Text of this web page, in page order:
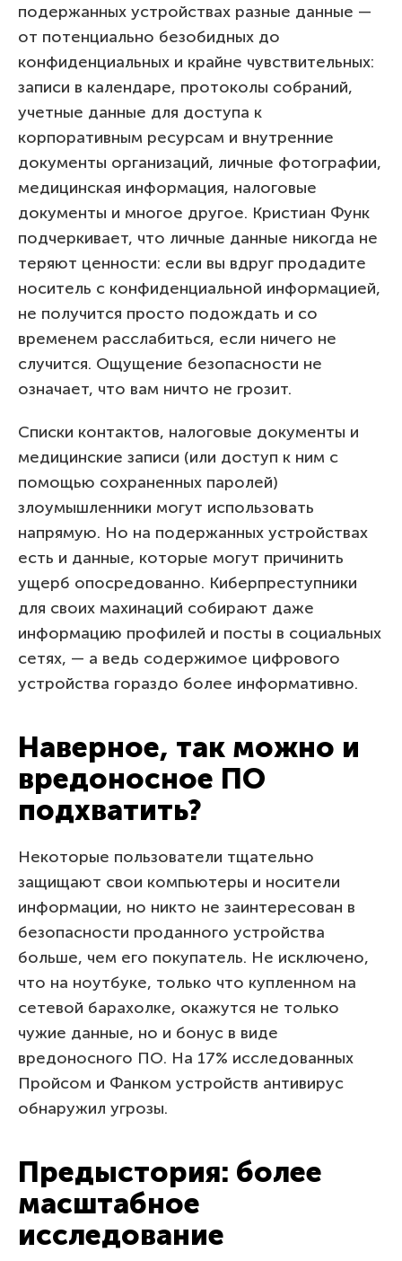
подержанных устройствах разные данные —
от потенциально безобидных до
конфиденциальных и крайне чувствительных:
записи в календаре, протоколы собраний,
учетные данные для доступа к
корпоративным ресурсам и внутренние
документы организаций, личные фотографии,
медицинская информация, налоговые
документы и многое другое. Кристиан Функ
подчеркивает, что личные данные никогда не
теряют ценности: если вы вдруг продадите
носитель с конфиденциальной информацией,
не получится просто подождать и со
временем расслабиться, если ничего не
случится. Ощущение безопасности не
означает, что вам ничто не грозит.
Списки контактов, налоговые документы и
медицинские записи (или доступ к ним с
помощью сохраненных паролей)
злоумышленники могут использовать
напрямую. Но на подержанных устройствах
есть и данные, которые могут причинить
ущерб опосредованно. Киберпреступники
для своих махинаций собирают даже
информацию профилей и посты в социальных
сетях, — а ведь содержимое цифрового
устройства гораздо более информативно.
Наверное, так можно и
вредоносное ПО
подхватить?
Некоторые пользователи тщательно
защищают свои компьютеры и носители
информации, но никто не заинтересован в
безопасности проданного устройства
больше, чем его покупатель. Не исключено,
что на ноутбуке, только что купленном на
сетевой барахолке, окажутся не только
чужие данные, но и бонус в виде
вредоносного ПО. На 17% исследованных
Пройсом и Фанком устройств антивирус
обнаружил угрозы.
Предыстория: более
масштабное
исследование